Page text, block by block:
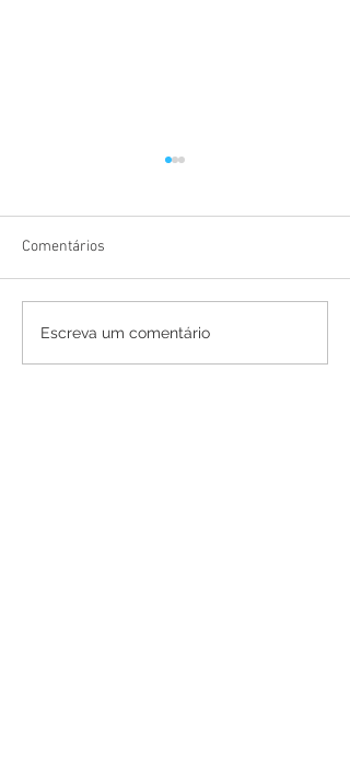
NOTA DE PESAR
Comentários
Escreva um comentário